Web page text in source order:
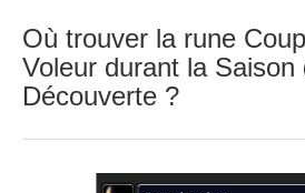
Où trouver la rune
Voleur durant la Saison
Découverte ?